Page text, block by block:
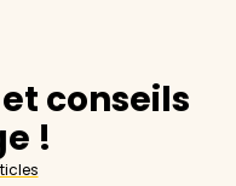
conseils
!